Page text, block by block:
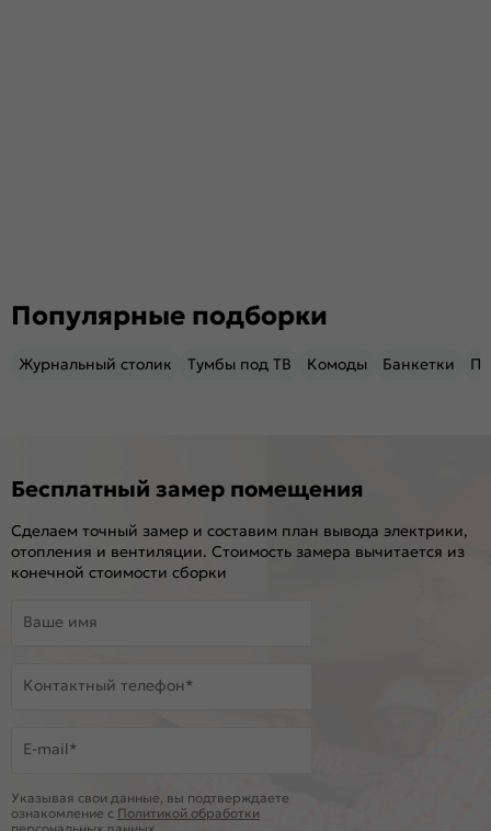
Популярные подборки
Журнальный столик Тумбы под ТВ Комоды Банкетки
Бесплатный замер помещения
Сделаем точный замер и составим план вывода электрики,
отопления и вентиляции. Стоимость замера вычитается из
конечной стоимости сборки
Ваше имя
Контактный телефон*
E-mail*
Указывая свои данные, вы подтверждаете
ознакомление c Политикой обработки